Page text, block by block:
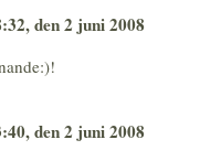
den 2 juni 2008
den 2 juni 2008